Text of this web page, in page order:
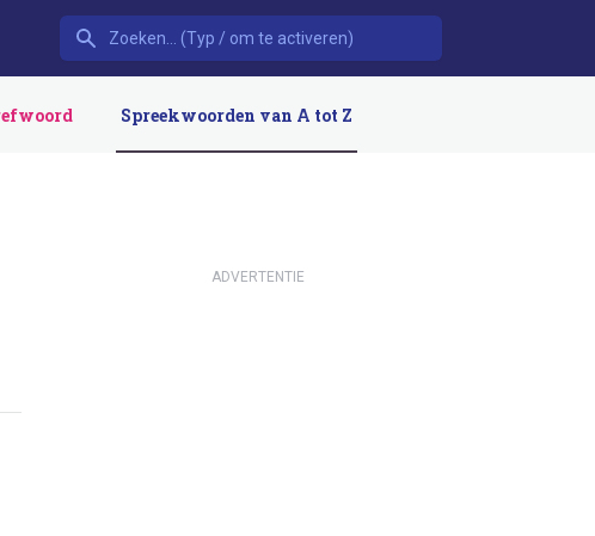
Spreekwoorden van A tot Z
ADVERTENTIE